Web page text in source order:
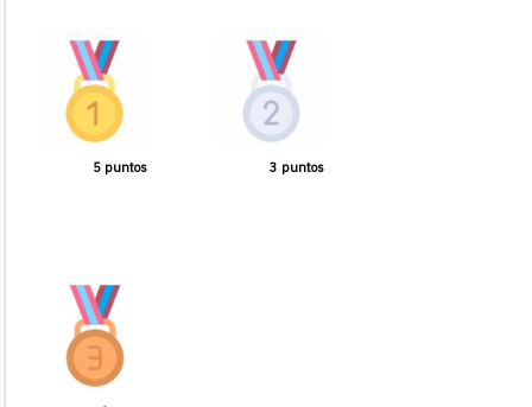
5 puntos 3 puntos